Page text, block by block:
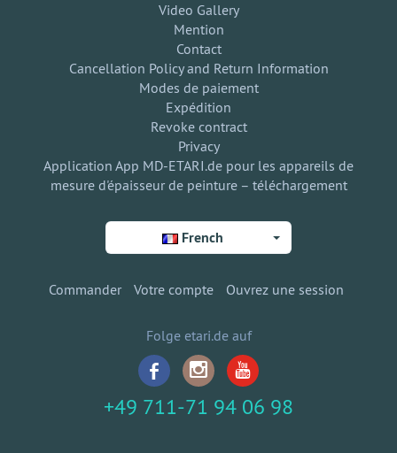
Video Gallery
Mention
Contact
Cancellation Policy and Return Information
Modes de paiement
Expédition
Revoke contract
Privacy
Application App MD-ETARI.de pour les appareils de
mesure d'épaisseur de peinture – téléchargement
French
Commander Votre compte Ouvrez une session
Folge etari.de auf
+49 711-71 94 06 98